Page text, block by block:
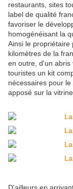
restaurants, sites
label de qualité
favoriser le
homogénéisant la
Ainsi le propriétaire
kilomètres de la
en outre, d'un abris
touristes un kit
nécessaires pour
apposé sur la